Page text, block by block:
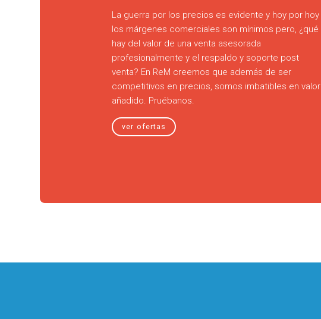
La guerra por los precios es evidente y hoy por hoy
los márgenes comerciales son mínimos pero, ¿qué
hay del valor de una venta asesorada
profesionalmente y el respaldo y soporte post
venta? En ReM creemos que además de ser
competitivos en precios, somos imbatibles en valor
añadido. Pruébanos.
ver ofertas